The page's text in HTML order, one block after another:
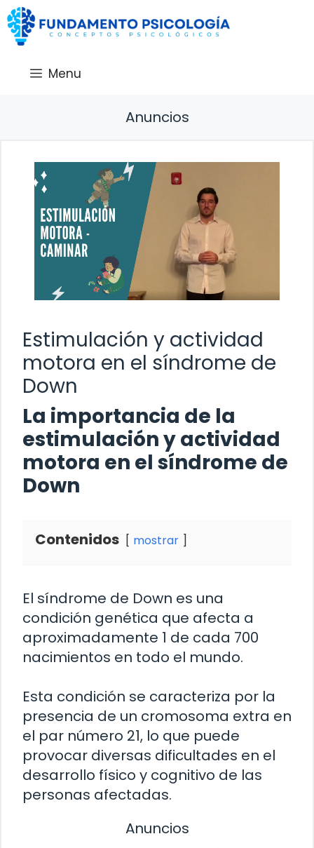
Saltar
al
contenido
Menu
Anuncios
Estimulación y actividad
motora en el síndrome de
Down
La importancia de la
estimulación y actividad
motora en el síndrome de
Down
Contenidos mostrar
El síndrome de Down es una
condición genética que afecta a
aproximadamente 1 de cada 700
nacimientos en todo el mundo.
Esta condición se caracteriza por la
presencia de un cromosoma extra en
el par número 21, lo que puede
provocar diversas dificultades en el
desarrollo físico y cognitivo de las
personas afectadas.
Anuncios